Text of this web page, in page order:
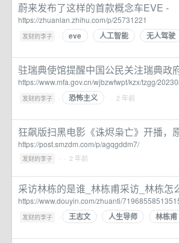
蔚来发布了这样的首款概念车EVE -
https://zhuanlan.zhihu.com/p/25731221
发财的李子 · eve 人工智能 无人驾驶
驻瑞典使馆提醒中国公民关注瑞典政
https://www.mfa.gov.cn/wjbzwfwpt/kzx/tzgg/
发财的李子 · 恐怖主义 · 2 年前
狂飙版扫黑电影《诛烬枭亡》开播，
https://post.smzdm.com/p/agqgddm7/
发财的李子 · · 2 年前
采访林栋的是谁_林栋甫采访_林栋怎
https://www.douyin.com/zhuanti/
发财的李子 · 王志文 人生导师 林栋甫